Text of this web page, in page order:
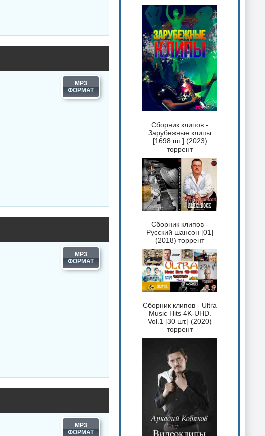
MP3
MP3
MP3
Сборник клипов -
Зарубежные клипы
[1698 шт.] (2023)
торрент
Сборник клипов -
Русский шансон [01]
(2018) торрент
Сборник клипов - Ultra
Music Hits 4K-UHD.
Vol.1 [30 шт.] (2020)
торрент